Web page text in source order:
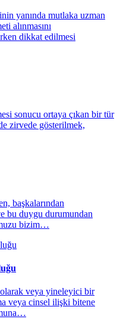
yanında mutlaka uzman
alınmasını
dikkat edilmesi
sonucu ortaya çıkan bir tür
zirvede gösterilmek,
başkalarından
bu duygu durumundan
bizim…
veya yineleyici bir
veya cinsel ilişki bitene